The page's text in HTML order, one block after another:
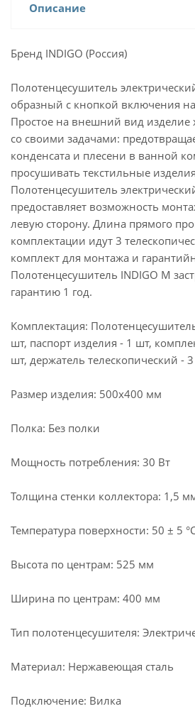
Описание
Бренд INDIGO (Россия)
Полотенцесушитель
образный с кнопкой включения
Простое на внешний вид изделие
со своими задачами:
конденсата и плесени в ванной
просушивать текстильные
Полотенцесушитель
предоставляет возможность
левую сторону. Длина прямого
комплектации идут 3
комплект для монтажа и
Полотенцесушитель INDIGO M
гарантию 1 год.
Комплектация:
шт, паспорт изделия - 1 шт,
шт, держатель телескопический -
Размер изделия: 500x400 мм
Полка: Без полки
Мощность потребления: 30 Вт
Толщина стенки коллектора: 1,5
Температура поверхности: 50 ± 5
Высота по центрам: 525 мм
Ширина по центрам: 400 мм
Тип полотенцесушителя:
Материал: Нержавеющая сталь
Подключение: Вилка